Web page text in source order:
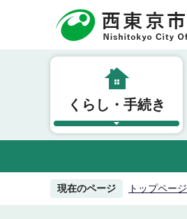
頭
くらし・手続き
現在のページ トップページ